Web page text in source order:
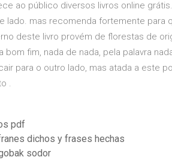
ao público diversos livros online
lado. mas recomenda fortemente para
deste livro provém de florestas de
fim, nada de nada, pela palavra
para o outro lado, mas atada a este
.
pdf
dichos y frases hechas
sodor